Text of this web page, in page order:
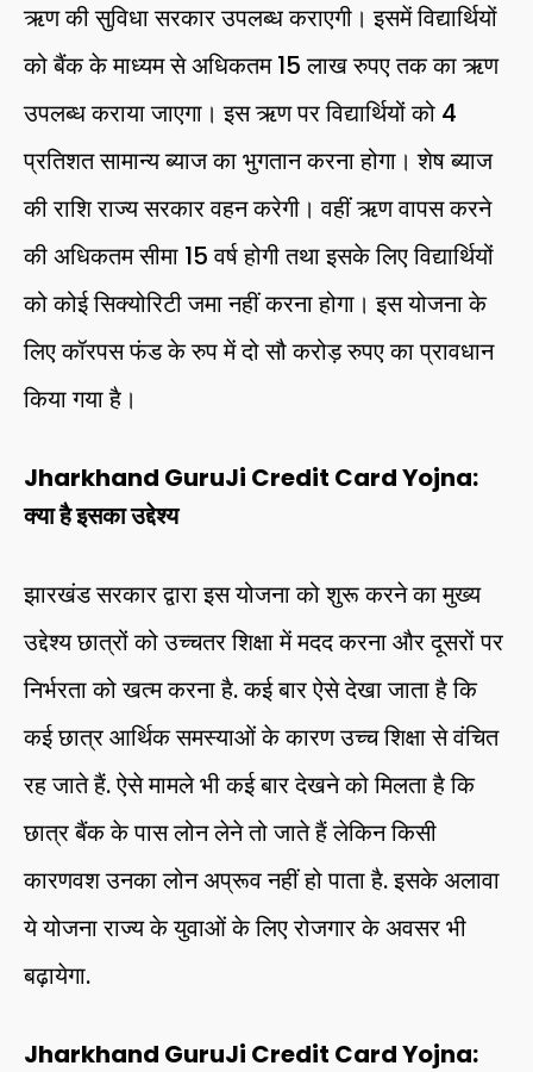
ऋण की सुविधा सरकार उपलब्ध कराएगी। इसमें विद्यार्थियों
को बैंक के माध्यम से अधिकतम 15 लाख रुपए तक का ऋण
उपलब्ध कराया जाएगा। इस ऋण पर विद्यार्थियों को 4
प्रतिशत सामान्य ब्याज का भुगतान करना होगा। शेष ब्याज
की राशि राज्य सरकार वहन करेगी। वहीं ऋण वापस करने
की अधिकतम सीमा 15 वर्ष होगी तथा इसके लिए विद्यार्थियों
को कोई सिक्योरिटी जमा नहीं करना होगा। इस योजना के
लिए कॉरपस फंड के रुप में दो सौ करोड़ रुपए का प्रावधान
किया गया है।
Jharkhand GuruJi Credit Card Yojna:
क्या है इसका उद्देश्य
झारखंड सरकार द्वारा इस योजना को शुरू करने का मुख्य
उद्देश्य छात्रों को उच्चतर शिक्षा में मदद करना और दूसरों पर
निर्भरता को खत्म करना है. कई बार ऐसे देखा जाता है कि
कई छात्र आर्थिक समस्याओं के कारण उच्च शिक्षा से वंचित
रह जाते हैं. ऐसे मामले भी कई बार देखने को मिलता है कि
छात्र बैंक के पास लोन लेने तो जाते हैं लेकिन किसी
कारणवश उनका लोन अप्रूव नहीं हो पाता है. इसके अलावा
ये योजना राज्य के युवाओं के लिए रोजगार के अवसर भी
बढ़ायेगा.
Jharkhand GuruJi Credit Card Yojna: